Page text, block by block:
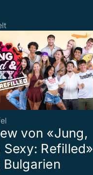
von «Jung,
Sexy: Refilled»